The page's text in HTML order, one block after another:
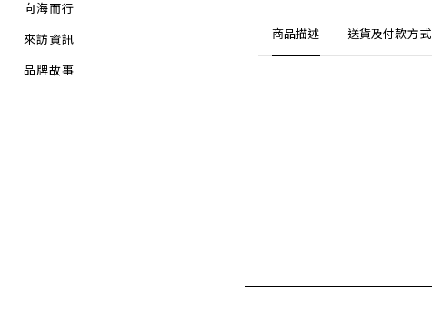
向海而行
來訪資訊
品牌故事
商品描述 送貨及付款方式